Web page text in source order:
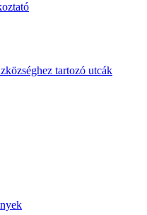
tartozó utcák